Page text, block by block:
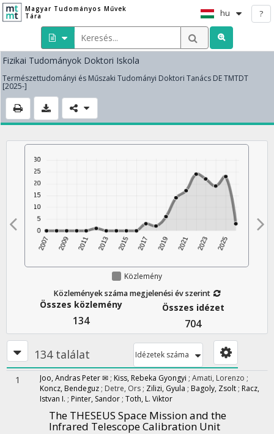
Magyar Tudományos Művek
Tára
hu ?
Fizikai Tudományok Doktori Iskola
Természettudományi és Műszaki Tudományi Doktori Tanács DE TMTDT
[2025-]
Közlemény
Közlemények száma megjelenési év szerint
Összes közlemény
134
Összes idézet
704
134 találat Idézetek száma
1 Joo, Andras Peter ✉ ; Kiss, Rebeka Gyongyi ; Amati, Lorenzo ;
Koncz, Bendeguz ; Detre, Ors ; Zilizi, Gyula ; Bagoly, Zsolt ; Racz,
Istvan I. ; Pinter, Sandor ; Toth, L. Viktor
The THESEUS Space Mission and the
Infrared Telescope Calibration Unit